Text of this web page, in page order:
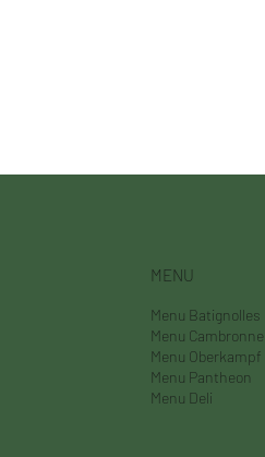
MENU
Menu Batignolles
Menu Cambronne
Menu Oberkampf
Menu Pantheon
Menu Deli